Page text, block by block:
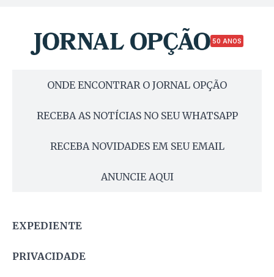
50 ANOS
ONDE ENCONTRAR O JORNAL OPÇÃO
RECEBA AS NOTÍCIAS NO SEU WHATSAPP
RECEBA NOVIDADES EM SEU EMAIL
ANUNCIE AQUI
EXPEDIENTE
PRIVACIDADE